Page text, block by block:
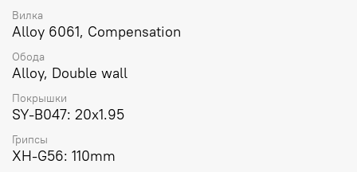
Вилка
Alloy 6061, Compensation
Обода
Alloy, Double wall
Покрышки
SY-B047: 20x1.95
Грипсы
XH-G56: 110mm